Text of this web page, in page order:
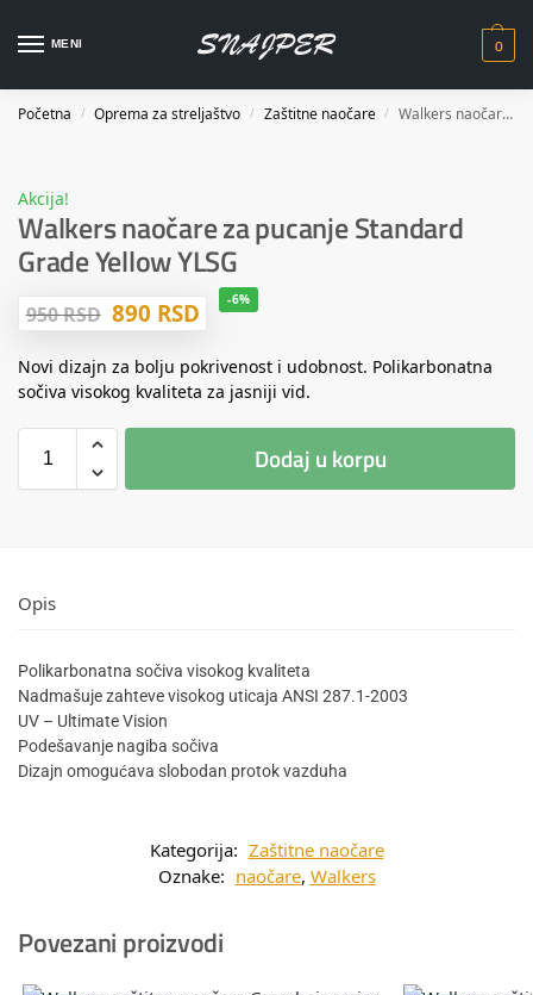
MENI 0
Početna / Oprema za streljaštvo / Zaštitne naočare / Walkers naočare za pucanje Standard Grade Yellow YLSG
Akcija!
Walkers naočare za pucanje Standard
Grade Yellow YLSG
950RSD 890 RSD -6%
Novi dizajn za bolju pokrivenost i udobnost. Polikarbonatna
sočiva visokog kvaliteta za jasniji vid.
Dodaj u korpu
Opis
Polikarbonatna sočiva visokog kvaliteta
Nadmašuje zahteve visokog uticaja ANSI 287.1-2003
UV – Ultimate Vision
Podešavanje nagiba sočiva
Dizajn omogućava slobodan protok vazduha
Kategorija: Zaštitne naočare
Oznake: naočare, Walkers
Povezani proizvodi